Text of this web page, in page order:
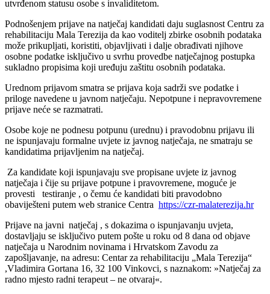
utvrđenom statusu osobe s invaliditetom.
Podnošenjem prijave na natječaj kandidati daju suglasnost Centru za
rehabilitaciju Mala Terezija da kao voditelj zbirke osobnih podataka
može prikupljati, koristiti, objavljivati i dalje obrađivati njihove
osobne podatke isključivo u svrhu provedbe natječajnog postupka
sukladno propisima koji uređuju zaštitu osobnih podataka.
Urednom prijavom smatra se prijava koja sadrži sve podatke i
priloge navedene u javnom natječaju. Nepotpune i nepravovremene
prijave neće se razmatrati.
Osobe koje ne podnesu potpunu (urednu) i pravodobnu prijavu ili
ne ispunjavaju formalne uvjete iz javnog natječaja, ne smatraju se
kandidatima prijavljenim na natječaj.
Za kandidate koji ispunjavaju sve propisane uvjete iz javnog
natječaja i čije su prijave potpune i pravovremene, moguće je
provesti testiranje , o čemu će kandidati biti pravodobno
obaviješteni putem web stranice Centra https://czr-malaterezija.hr
Prijave na javni natječaj , s dokazima o ispunjavanju uvjeta,
dostavljaju se isključivo putem pošte u roku od 8 dana od objave
natječaja u Narodnim novinama i Hrvatskom Zavodu za
zapošljavanje, na adresu: Centar za rehabilitaciju „Mala Terezija“
,Vladimira Gortana 16, 32 100 Vinkovci, s naznakom: »Natječaj za
radno mjesto radni terapeut – ne otvaraj«.